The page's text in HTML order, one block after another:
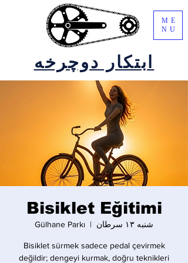
ابتکار دوچرخه
ME
NU
Bisiklet Eğitimi
شنبه ۱۳ سرطان
  |
Gülhane Parkı
Bisiklet sürmek sadece pedal çevirmek
değildir; dengeyi kurmak, doğru teknikleri